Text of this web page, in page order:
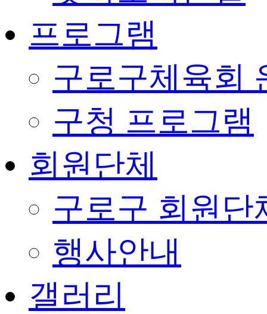
프로그램
구로구체육회
구청 프로그램
회원단체
구로구 회원단
행사안내
갤러리